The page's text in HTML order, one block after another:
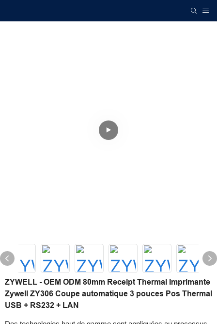
ZYWELL - OEM ODM 80mm Receipt Thermal Imprimante
Zywell ZY306 Coupe automatique 3 pouces Pos Thermal
USB + RS232 + LAN